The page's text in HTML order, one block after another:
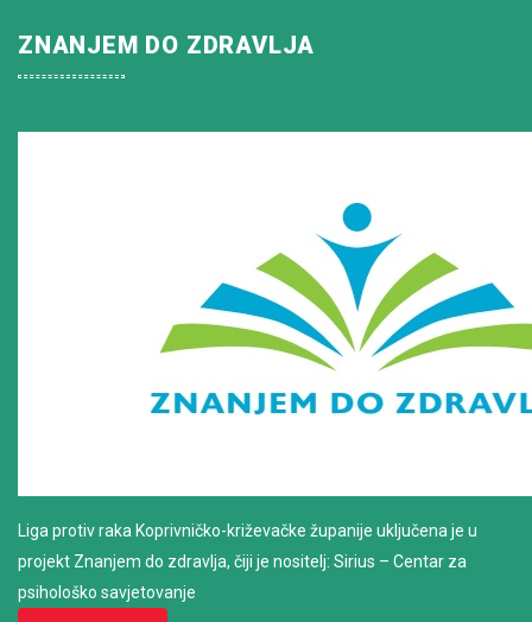
ZNANJEM DO ZDRAVLJA
Liga protiv raka Koprivničko-križevačke županije uključena je u
projekt Znanjem do zdravlja, čiji je nositelj: Sirius – Centar za
psihološko savjetovanje